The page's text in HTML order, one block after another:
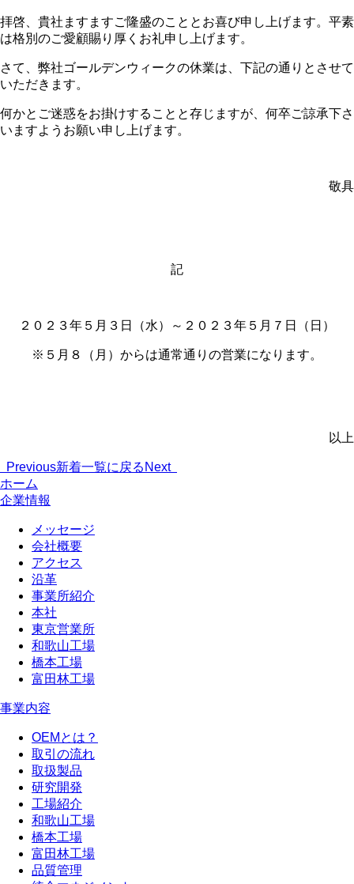
拝啓、貴社ますますご隆盛のこととお喜び申し上げます。平素
は格別のご愛顧賜り厚くお礼申し上げます。
さて、弊社ゴールデンウィークの休業は、下記の通りとさせて
いただきます。
何かとご迷惑をお掛けすることと存じますが、何卒ご諒承下さ
いますようお願い申し上げます。
敬具
記
２０２３年５月３日（水）～２０２３年５月７日（日）
※５月８（月）からは通常通りの営業になります。
以上
Previous新着一覧に戻る Next
ホーム
企業情報
メッセージ
会社概要
アクセス
沿革
事業所紹介
本社
東京営業所
和歌山工場
橋本工場
富田林工場
事業内容
OEMとは？
取引の流れ
取扱製品
研究開発
工場紹介
和歌山工場
橋本工場
富田林工場
品質管理